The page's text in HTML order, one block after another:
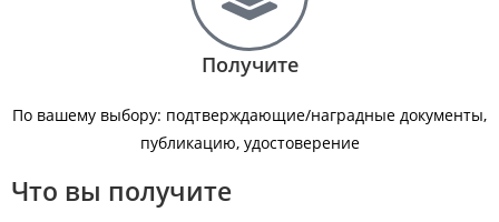
Получите
По вашему выбору: подтверждающие/наградные документы,
публикацию, удостоверение
Что вы получите